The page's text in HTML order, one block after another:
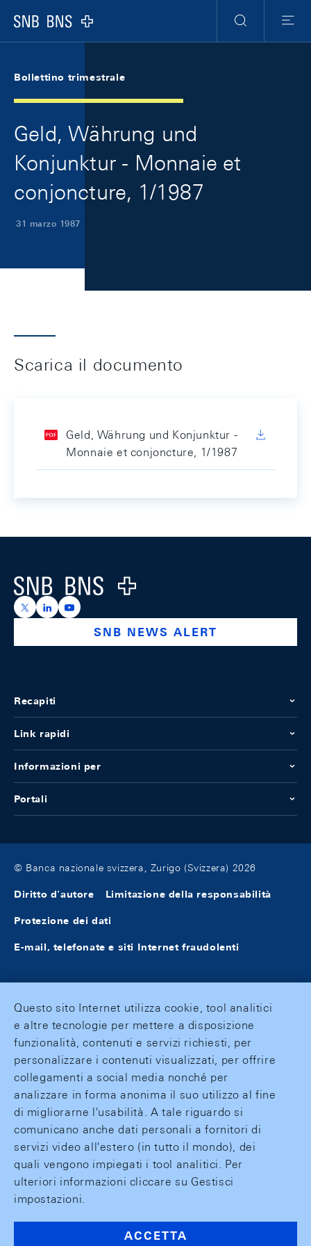
Logo
Ricerca
Menu
Bollettino trimestrale
Geld, Währung und
Konjunktur - Monnaie et
conjoncture, 1/1987
31 marzo 1987
Scarica il documento
Geld, Währung und Konjunktur -
Monnaie et conjoncture, 1/1987
Logo
https://x.com/snb_bns
https://ch.linkedin.com/company/swiss-national-
https://www.youtube.com/@swissnationalbank
SNB NEWS ALERT
Recapiti
Link rapidi
Informazioni per
Portali
© Banca nazionale svizzera, Zurigo (Svizzera) 2026
Diritto d'autore Limitazione della responsabilità
Protezione dei dati
E-mail, telefonate e siti Internet fraudolenti
Questo sito Internet utilizza cookie, tool analitici
e altre tecnologie per mettere a disposizione
funzionalità, contenuti e servizi richiesti, per
personalizzare i contenuti visualizzati, per offrire
collegamenti a social media nonché per
analizzare in forma anonima il suo utilizzo al fine
di migliorarne l'usabilità. A tale riguardo si
comunicano anche dati personali a fornitori di
servizi video all'estero (in tutto il mondo), dei
quali vengono impiegati i tool analitici. Per
ulteriori informazioni cliccare su Gestisci
impostazioni.
ACCETTA